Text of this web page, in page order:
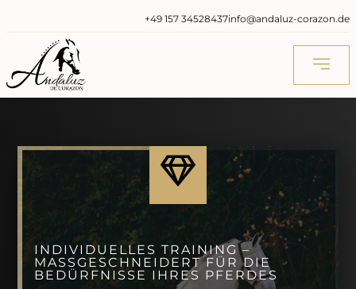
‭+49 157 34528437‬info@andaluz-corazon.de
INDIVIDUELLES TRAINING –
MASSGESCHNEIDERT FÜR DIE B
EDÜRFNISSE IHRES PFERDES